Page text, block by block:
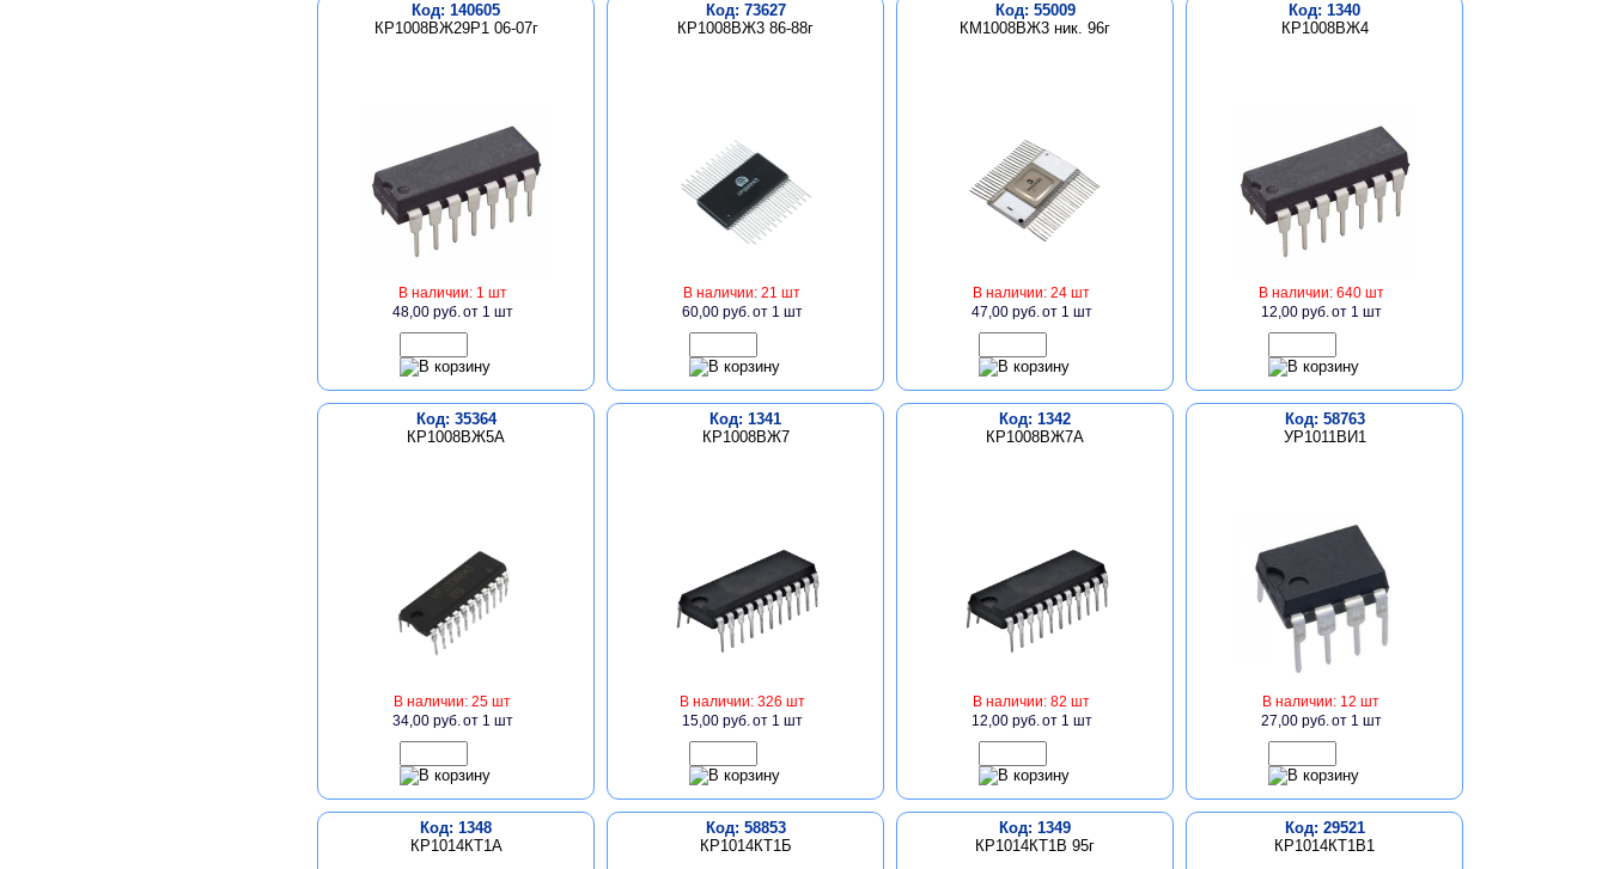
Код: 140605
КР1008ВЖ29Р1 06-07г
В наличии: 1 шт
48,00 руб.от 1 шт
Код: 73627
КР1008ВЖ3 86-88г
В наличии: 21 шт
60,00 руб.от 1 шт
Код: 55009
КМ1008ВЖ3 ник. 96г
В наличии: 24 шт
47,00 руб.от 1 шт
Код: 1340
КР1008ВЖ4
В наличии: 640 шт
12,00 руб.от 1 шт
Код: 35364
КР1008ВЖ5А
В наличии: 25 шт
34,00 руб.от 1 шт
Код: 1341
КР1008ВЖ7
В наличии: 326 шт
15,00 руб.от 1 шт
Код: 1342
КР1008ВЖ7А
В наличии: 82 шт
12,00 руб.от 1 шт
Код: 58763
УР1011ВИ1
В наличии: 12 шт
27,00 руб.от 1 шт
Код: 1348
КР1014КТ1А
Код: 58853
КР1014КТ1Б
Код: 1349
КР1014КТ1В 95г
Код: 29521
КР1014КТ1В1